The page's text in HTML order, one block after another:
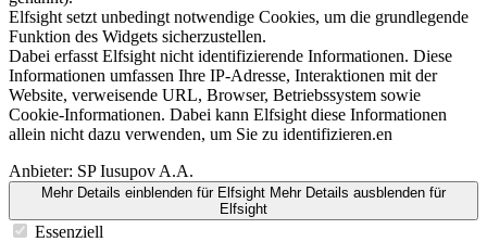
Elfsight setzt unbedingt notwendige Cookies, um die grundlegende
Funktion des Widgets sicherzustellen.
Dabei erfasst Elfsight nicht identifizierende Informationen. Diese
Informationen umfassen Ihre IP-Adresse, Interaktionen mit der
Website, verweisende URL, Browser, Betriebssystem sowie
Cookie-Informationen. Dabei kann Elfsight diese Informationen
allein nicht dazu verwenden, um Sie zu identifizieren.en
Anbieter: SP Iusupov A.A.
Mehr Details einblenden für Elfsight Mehr Details ausblenden für
Elfsight
Essenziell